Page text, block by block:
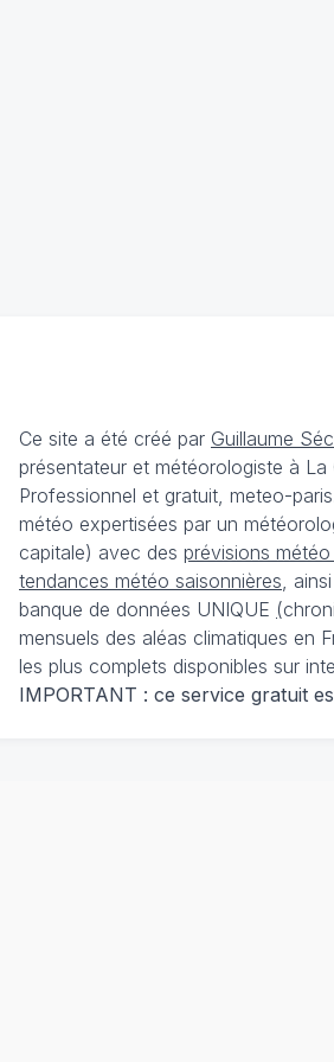
Ce site a été créé par Guillaume
présentateur et météorologiste à La
Professionnel et gratuit, meteo-
météo expertisées par un
capitale) avec des prévisions
tendances météo saisonnières ,
banque de données UNIQUE (
mensuels des aléas climatiques en
les plus complets disponibles sur
IMPORTANT : ce service gratuit